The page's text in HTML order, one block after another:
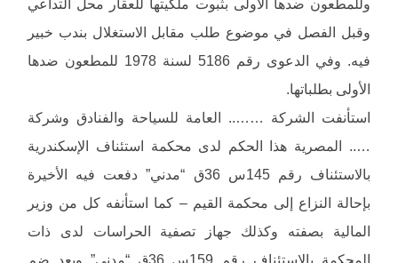
وللمطعون ضدها الأولى بثبوت ملكيتها للعقار محل التداعي
وقبل الفصل في موضوع طلب مقابل الاستغلال بندب خبير
فيه. وفي الدعوى رقم 5186 لسنة 1978 للمطعون ضدها
الأولى بطلباتها.
استأنفت الشركة …….. العامة للسياحة والفنادق وشركة
….. المصرية هذا الحكم لدى محكمة استئناف الإسكندرية
بالاستئناف رقم 145س 36ق “مدني” دفعت فيه الأخيرة
بإحالة النزاع إلى محكمة القيم – كما استأنفه كل من وزير
المالية بصفته وكذلك جهاز تصفية الحراسات لدى ذات
المحكمة بالاستئناف رقم 159س 36ق “مدني” وبعد ضم